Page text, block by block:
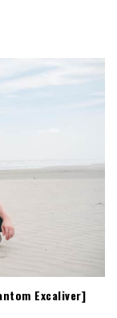
Excaliver]